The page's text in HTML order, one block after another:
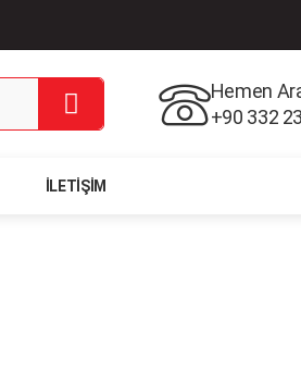
Hemen
+90 332
İLETIŞIM